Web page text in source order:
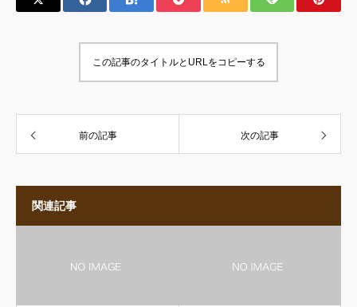
この記事のタイトルとURLをコピーする
前の記事 次の記事
関連記事